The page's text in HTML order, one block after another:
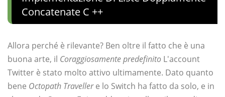
Concatenate C ++
Allora perché è rilevante? Ben oltre il fatto che è una
buona arte, il Coraggiosamente predefinito L'account
Twitter è stato molto attivo ultimamente. Dato quanto
bene Octopath Travellere lo Switch ha fatto da solo, e in